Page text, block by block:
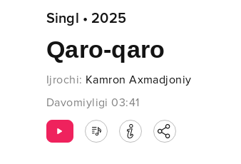
Singl • 2025
Qaro-qaro
Ijrochi: Kamron Axmadjoniy
Davomiyligi 03:41